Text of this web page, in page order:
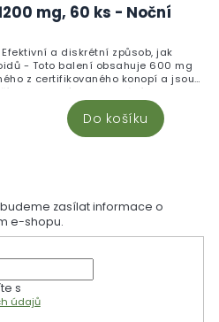
mg, 60 ks - Noční
Do košíku
Efektivní a diskrétní způsob, jak
- Toto balení obsahuje 600 mg
z certifikovaného konopí a jsou
nepreferují vaporizování nebo
oleje. S jednoduchým dávkováním
a diskrétním použitím můžete
do svého každodenního režimu.
zasílat informace o
e-shopu.
s
údajů